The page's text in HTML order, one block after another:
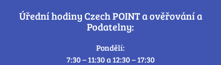
Úřední hodiny Czech POINT a ověřování a
Podatelny:
Pondělí:
7:30 – 11:30 a 12:30 – 17:30